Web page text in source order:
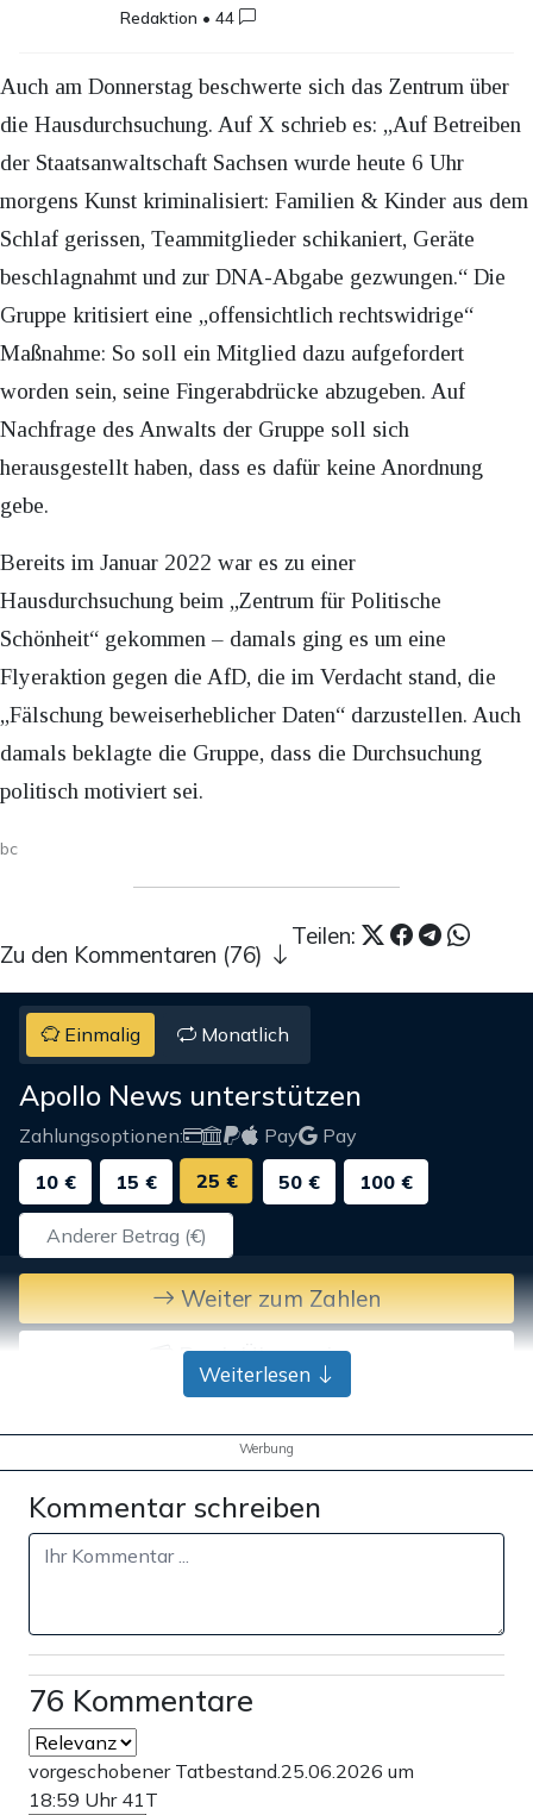
Redaktion •44
Auch am Donnerstag beschwerte sich das Zentrum über
die Hausdurchsuchung. Auf X schrieb es: „Auf Betreiben
der Staatsanwaltschaft Sachsen wurde heute 6 Uhr
morgens Kunst kriminalisiert: Familien & Kinder aus dem
Schlaf gerissen, Teammitglieder schikaniert, Geräte
beschlagnahmt und zur DNA-Abgabe gezwungen.“ Die
Gruppe kritisiert eine „offensichtlich rechtswidrige“
Maßnahme: So soll ein Mitglied dazu aufgefordert
worden sein, seine Fingerabdrücke abzugeben. Auf
Nachfrage des Anwalts der Gruppe soll sich
herausgestellt haben, dass es dafür keine Anordnung
gebe.
Bereits im Januar 2022 war es zu einer
Hausdurchsuchung beim „Zentrum für Politische
Schönheit“ gekommen – damals ging es um eine
Flyeraktion gegen die AfD, die im Verdacht stand, die
„Fälschung beweiserheblicher Daten“ darzustellen. Auch
damals beklagte die Gruppe, dass die Durchsuchung
politisch motiviert sei.
bc
Teilen:
Zu den Kommentaren (76)
Einmalig Monatlich
Apollo News unterstützen
Zahlungsoptionen: Pay
Pay
10 €
15 € 25 € 50 € 100 €
Weiter zum Zahlen
Bank-Überweisung
Weiterlesen
Werbung
Kommentar schreiben
76 Kommentare
vorgeschobener Tatbestand. 25.06.2026 um
18:59 Uhr 41T